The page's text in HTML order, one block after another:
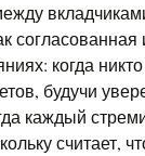
согласованная
когда
будучи
каждый
считает,